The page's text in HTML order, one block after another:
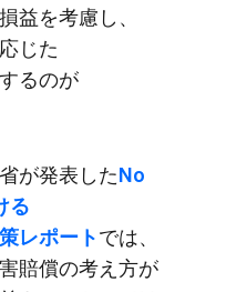
益を​​考慮し、​​
じた​​
るのが​​
が​​発表した​​No
る​​
レポートでは、​​
賠償の​​考え方が​​